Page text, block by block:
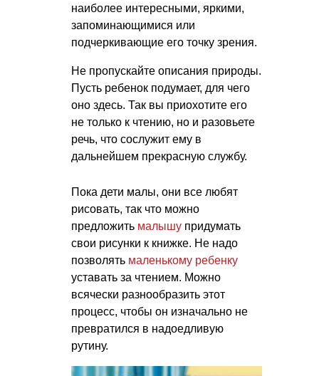
наиболее интересными, яркими,
запоминающимися или
подчеркивающие его точку зрения.
Не пропускайте описания природы.
Пусть ребенок подумает, для чего
оно здесь. Так вы приохотите его
не только к чтению, но и разовьете
речь, что сослужит ему в
дальнейшем прекрасную службу.
Пока дети малы, они все любят
рисовать, так что можно
предложить малышу придумать
свои рисунки к книжке. Не надо
позволять маленькому ребенку
уставать за чтением. Можно
всячески разнообразить этот
процесс, чтобы он изначально не
превратился в надоедливую
рутину.